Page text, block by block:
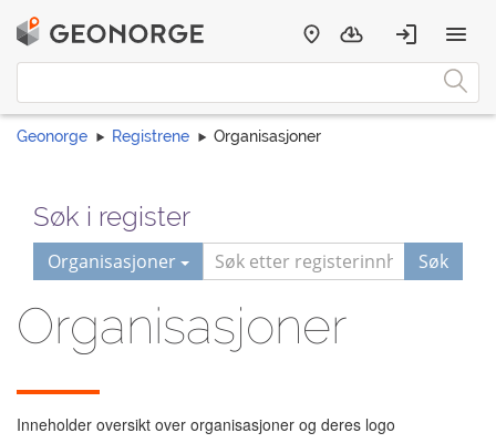
Geonorge Registrene Organisasjoner
Søk i register
Organisasjoner Søk
Organisasjoner
Inneholder oversikt over organisasjoner og deres logo